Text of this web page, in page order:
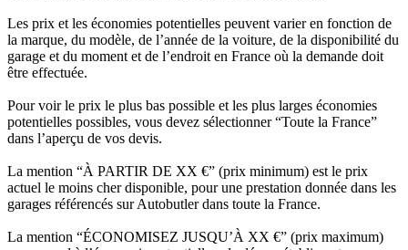
Les prix et les économies potentielles peuvent varier en fonction de
la marque, du modèle, de l’année de la voiture, de la disponibilité du
garage et du moment et de l’endroit en France où la demande doit
être effectuée.
Pour voir le prix le plus bas possible et les plus larges économies
potentielles possibles, vous devez sélectionner “Toute la France”
dans l’aperçu de vos devis.
La mention “À PARTIR DE XX €” (prix minimum) est le prix
actuel le moins cher disponible, pour une prestation donnée dans les
garages référencés sur Autobutler dans toute la France.
La mention “ÉCONOMISEZ JUSQU’À XX €” (prix maximum)